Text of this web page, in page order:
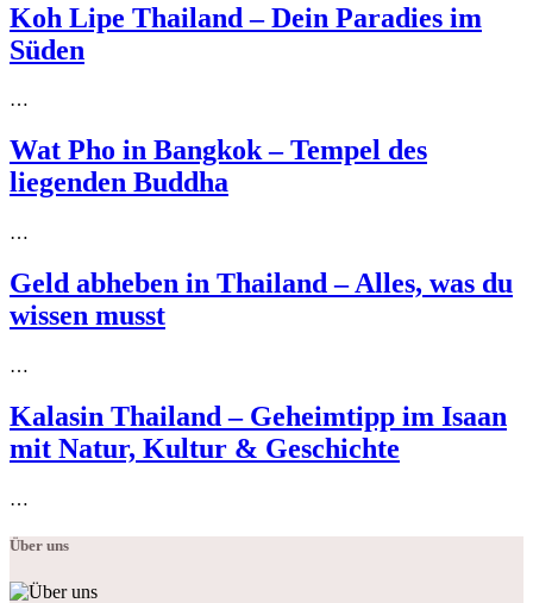
Koh Lipe Thailand – Dein Paradies im
Süden
…
Wat Pho in Bangkok – Tempel des
liegenden Buddha
…
Geld abheben in Thailand – Alles, was du
wissen musst
…
Kalasin Thailand – Geheimtipp im Isaan
mit Natur, Kultur & Geschichte
…
Über uns